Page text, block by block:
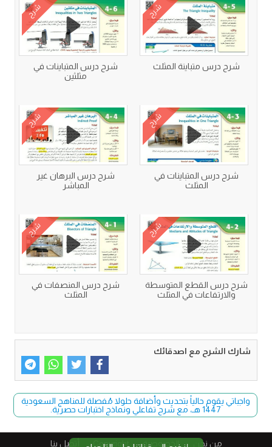
شرح
شرح درس متباينة المثلث
شرح
شرح درس المتباينات في
مثلثين
شرح
شرح درس المتباينات في
المثلث
شرح
شرح درس البرهان غير
المباشر
شرح
شرح درس القطع المتوسطة
والارتفاعات في المثلث
شرح
شرح درس المنصفات في
المثلث
شارك الشرح مع اصدقائك
واجباتي يقوم حالياً بتحديث وأضافة حلولا مُفصلة للمناهج السعودية
1447 هـ، مع شرح تفاعلي ونماذج اختبارات حصرية.
من نحن الخصوصية Copyright​ أتصل بنا